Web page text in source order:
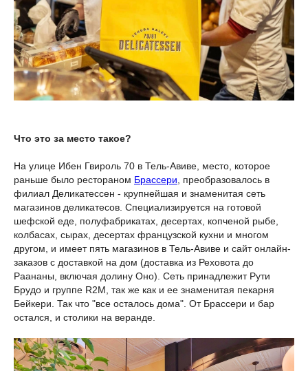
Что это за место такое?
На улице Ибен Гвироль 70 в Тель-Авиве, место, которое
раньше было рестораном Брассери, преобразовалось в
филиал Деликатессен - крупнейшая и знаменитая сеть
магазинов деликатесов. Специализируется на готовой
шефской еде, полуфабрикатах, десертах, копченой рыбе,
колбасах, сырах, десертах французской кухни и многом
другом, и имеет пять магазинов в Тель-Авиве и сайт онлайн-
заказов с доставкой на дом (доставка из Реховота до
Раананы, включая долину Оно). Сеть принадлежит Рути
Брудо и группе R2M, так же как и ее знаменитая пекарня
Бейкери. Так что "все осталось дома". От Брассери и бар
остался, и столики на веранде.